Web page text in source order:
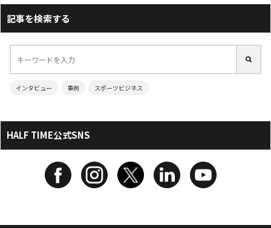
記事を検索する
インタビュー 事例 スポーツビジネス
HALF TIME公式SNS